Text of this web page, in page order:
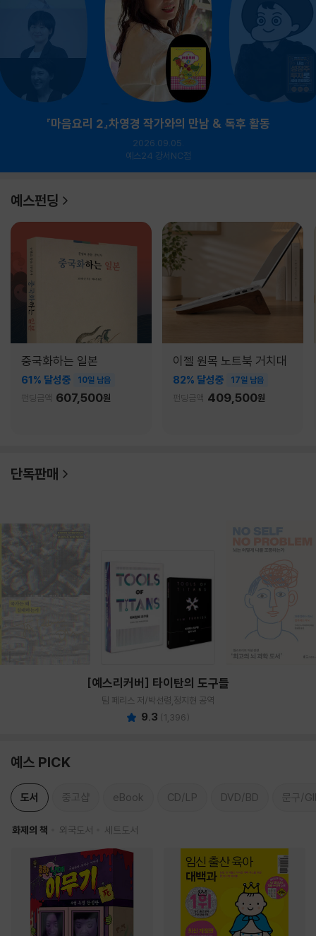
『마음요리 2』차영경 작가와의 만남 & 독후 활동
2026.09.05.
예스24 강서NC점
예스펀딩
중국화하는 일본
61% 달성중 10일 남음
펀딩금액 607,500원
이젤 원목 노트북 거치대
82% 달성중 17일 남음
펀딩금액 409,500원
단독판매
[예스리커버] 타이탄의 도구들
팀 페리스 저/박선령,정지현 공역
9.3 (1,396)
예스 PICK
도서 중고샵 eBook CD/LP DVD/BD 문구/
화제의 책 외국도서 세트도서